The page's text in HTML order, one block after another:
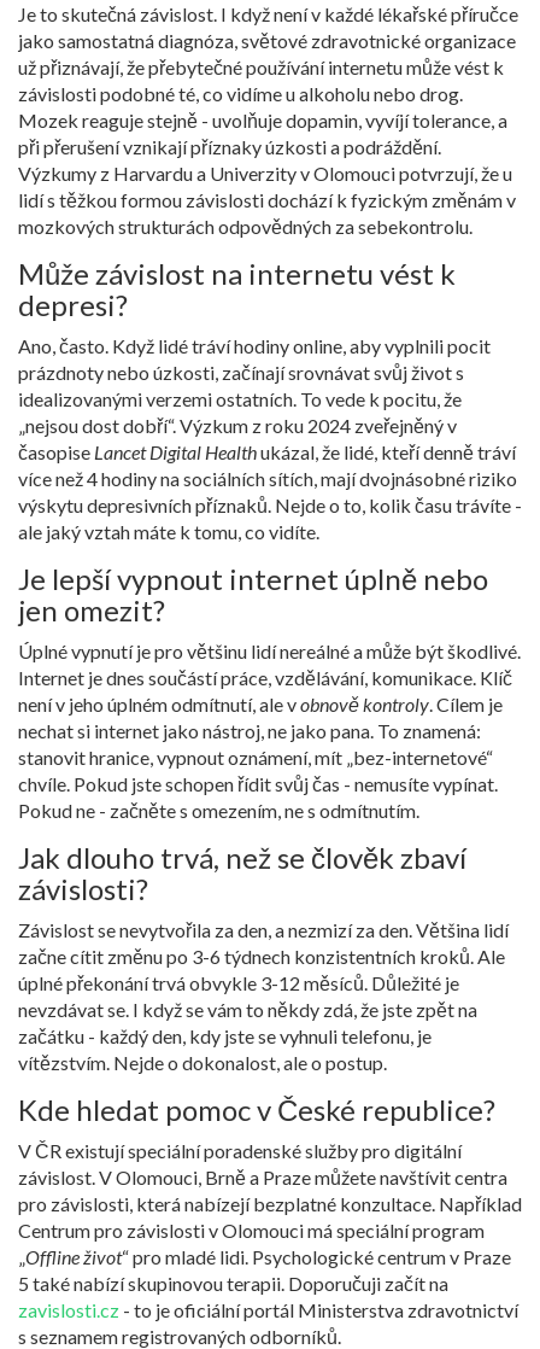
Je to skutečná závislost. I když není v každé lékařské příručce
jako samostatná diagnóza, světové zdravotnické organizace
už přiznávají, že přebytečné používání internetu může vést k
závislosti podobné té, co vidíme u alkoholu nebo drog.
Mozek reaguje stejně - uvolňuje dopamin, vyvíjí tolerance, a
při přerušení vznikají příznaky úzkosti a podráždění.
Výzkumy z Harvardu a Univerzity v Olomouci potvrzují, že u
lidí s těžkou formou závislosti dochází k fyzickým změnám v
mozkových strukturách odpovědných za sebekontrolu.
Může závislost na internetu vést k
depresi?
Ano, často. Když lidé tráví hodiny online, aby vyplnili pocit
prázdnoty nebo úzkosti, začínají srovnávat svůj život s
idealizovanými verzemi ostatních. To vede k pocitu, že
„nejsou dost dobří“. Výzkum z roku 2024 zveřejněný v
časopise Lancet Digital Healthukázal, že lidé, kteří denně tráví
více než 4 hodiny na sociálních sítích, mají dvojnásobné riziko
výskytu depresivních příznaků. Nejde o to, kolik času trávíte -
ale jaký vztah máte k tomu, co vidíte.
Je lepší vypnout internet úplně nebo
jen omezit?
Úplné vypnutí je pro většinu lidí nereálné a může být škodlivé.
Internet je dnes součástí práce, vzdělávání, komunikace. Klíč
není v jeho úplném odmítnutí, ale vobnově kontroly . Cílem je
nechat si internet jako nástroj, ne jako pana. To znamená:
stanovit hranice, vypnout oznámení, mít „bez-internetové“
chvíle. Pokud jste schopen řídit svůj čas - nemusíte vypínat.
Pokud ne - začněte s omezením, ne s odmítnutím.
Jak dlouho trvá, než se člověk zbaví
závislosti?
Závislost se nevytvořila za den, a nezmizí za den. Většina lidí
začne cítit změnu po 3-6 týdnech konzistentních kroků. Ale
úplné překonání trvá obvykle 3-12 měsíců. Důležité je
nevzdávat se. I když se vám to někdy zdá, že jste zpět na
začátku - každý den, kdy jste se vyhnuli telefonu, je
vítězstvím. Nejde o dokonalost, ale o postup.
Kde hledat pomoc v České republice?
V ČR existují speciální poradenské služby pro digitální
závislost. V Olomouci, Brně a Praze můžete navštívit centra
pro závislosti, která nabízejí bezplatné konzultace. Například
Centrum pro závislosti v Olomouci má speciální program
Offline život“ pro mladé lidi. Psychologické centrum v Praze
5 také nabízí skupinovou terapii. Doporučuji začít na
zavislosti.cz - to je oficiální portál Ministerstva zdravotnictví
s seznamem registrovaných odborníků.